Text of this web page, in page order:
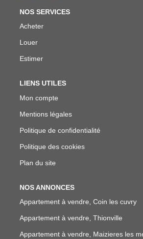
NOS SERVICES
Acheter
Louer
Estimer
LIENS UTILES
Mon compte
Mentions légales
Politique de confidentialité
Politique des cookies
Plan du site
NOS ANNONCES
Appartement à vendre, Coin les cuvry
Appartement à vendre, Thionville
Appartement à vendre, Maizieres les